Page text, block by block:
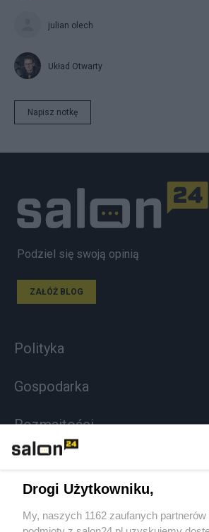
julian olech
Układ Otwarty
Napisz notkę
Podziel się swoją opinią
ZAŁÓŻ BLOG
Polityka
Gospodarka
Rozmaitości
Sport
Drogi Użytkowniku,
My, naszych 1162 zaufanych partnerów